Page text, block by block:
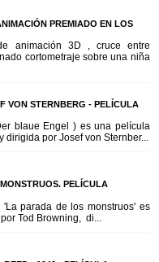
PREMIADO EN LOS
animación 3D , cruce entre
cortometraje sobre una niña
VON STERNBERG - PELÍCULA
blaue Engel ) es una película
por Josef von Sternber...
PELÍCULA
parada de los monstruos' es
Tod Browning, di...